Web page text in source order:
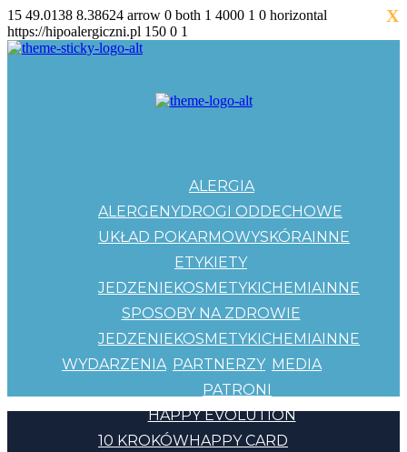
15 49.0138 8.38624 arrow 0 both 1 4000 1 0 horizontal
https://hipoalergiczni.pl 150 0 1
ALERGIA
ALERGENYDROGI ODDECHOWE
UKŁAD POKARMOWYSKÓRAINNE
ETYKIETY
JEDZENIEKOSMETYKICHEMIAINNE
SPOSOBY NA ZDROWIE
JEDZENIEKOSMETYKICHEMIAINNE
WYDARZENIA PARTNERZY
PATRONI
MEDIA
HAPPY EVOLUTION
10 KROKÓWHAPPY CARD
X